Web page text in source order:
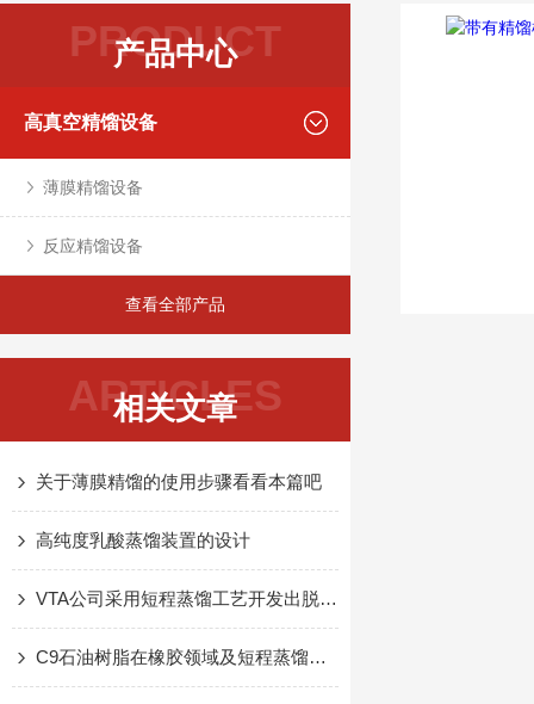
PRODUCT
产品中心
高真空精馏设备
薄膜精馏设备
反应精馏设备
查看全部产品
ARTICLES
相关文章
关于薄膜精馏的使用步骤看看本篇吧
高纯度乳酸蒸馏装置的设计
VTA公司采用短程蒸馏工艺开发出脱除MOSH/MOAH工艺
C9石油树脂在橡胶领域及短程蒸馏技术脱除其低聚物的应用研究